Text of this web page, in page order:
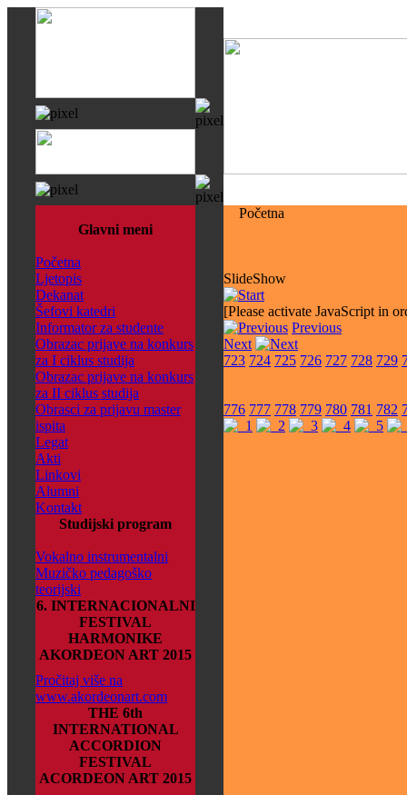
Glavni meni
Početna
Ljetopis
Dekanat
Šefovi katedri
Informator za studente
Obrazac prijave na konkurs
za I ciklus studija
Obrazac prijave na konkurs
za II ciklus studija
Obrasci za prijavu master
ispita
Legat
Akti
Linkovi
Alumni
Kontakt
Studijski program
Vokalno instrumentalni
Muzičko pedagoško
teorijski
6. INTERNACIONALNI
FESTIVAL
HARMONIKE
AKORDEON ART 2015
Pročitaj više na
www.akordeonart.com
THE 6th
INTERNATIONAL
ACCORDION
FESTIVAL
ACORDEON ART 2015
Početna
SlideShow
[Please activate JavaScript in
Previous
Next
723 724 725 726 727 728 729
776 777 778 779 780 781 782